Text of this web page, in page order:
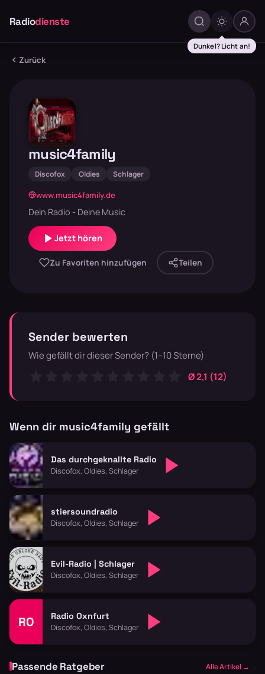
Radiodienste
Dunkel? Licht an!
Zurück
music4family
Discofox Oldies Schlager
www.music4family.de
Dein Radio - Deine Music
Jetzt hören
Zu Favoriten hinzufügen Teilen
Sender bewerten
Wie gefällt dir dieser Sender? (1–10 Sterne)
Ø 2,1 (12)
Wenn dir music4family gefällt
Das durchgeknallte Radio
Discofox, Oldies, Schlager
stiersoundradio
Discofox, Oldies, Schlager
Evil-Radio | Schlager
Discofox, Oldies, Schlager
RO Radio Oxnfurt
Discofox, Oldies, Schlager
Passende Ratgeber Alle Artikel →